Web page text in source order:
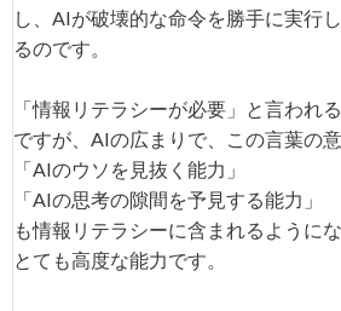
し、AIが破壊的な命令を勝手に実行
るのです。
「情報リテラシーが必要」と言われ
ですが、AIの広まりで、この言葉の
「AIのウソを見抜く能力」
「AIの思考の隙間を予見する能力」
も情報リテラシーに含まれるように
とても高度な能力です。